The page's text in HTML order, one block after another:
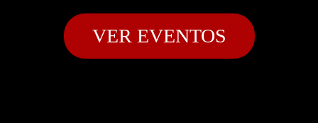
VER EVENTOS